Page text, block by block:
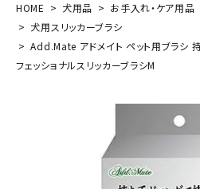
猫用品
うさぎ用品
ブランド別に探す
目的別に探す
HOME 犬用品 お手入れ・ケア用品
犬用スリッカーブラシ
Add.Mate アドメイト ペット用ブラシ
フェッショナルスリッカーブラシM